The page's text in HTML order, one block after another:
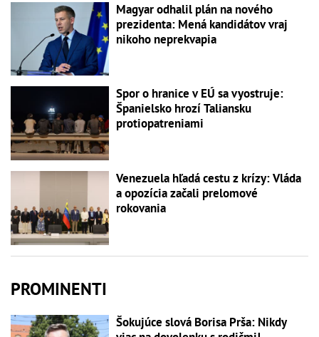
Magyar odhalil plán na nového
prezidenta: Mená kandidátov vraj
nikoho neprekvapia
Spor o hranice v EÚ sa vyostruje:
Španielsko hrozí Taliansku
protiopatreniami
Venezuela hľadá cestu z krízy: Vláda
a opozícia začali prelomové
rokovania
PROMINENTI
Šokujúce slová Borisa Prša: Nikdy